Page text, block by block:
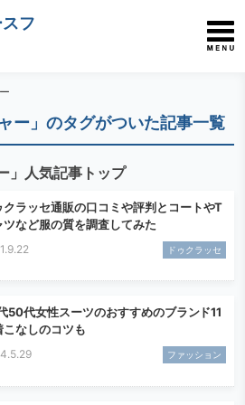
フ
ー」のタグがついた記事一覧
」人気記事トップ
クラッセ通販の口コミや評判とコートやT
ツなど服の質を調査してみた
ドゥクラッセ
50代女性スーツのおすすめのブランド11
こなしのコツも
ファッション